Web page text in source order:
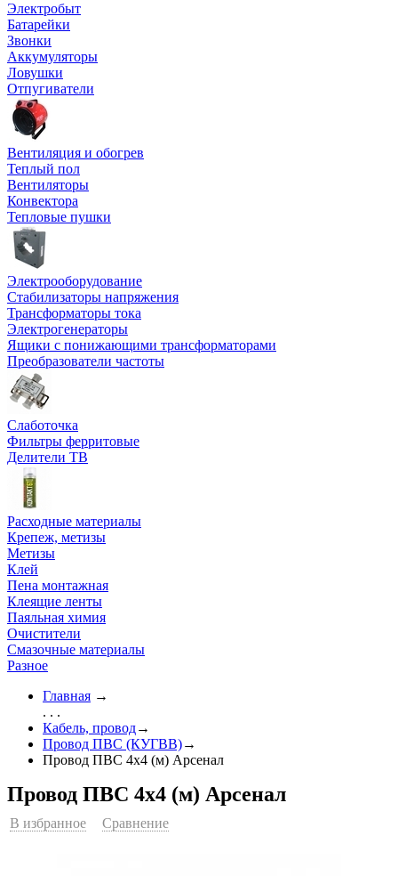
Электробыт
Батарейки
Звонки
Аккумуляторы
Ловушки
Отпугиватели
Вентиляция и обогрев
Теплый пол
Вентиляторы
Конвектора
Тепловые пушки
Электрооборудование
Стабилизаторы напряжения
Трансформаторы тока
Электрогенераторы
Ящики с понижающими трансформаторами
Преобразователи частоты
Слаботочка
Фильтры ферритовые
Делители ТВ
Расходные материалы
Крепеж, метизы
Метизы
Клей
Пена монтажная
Клеящие ленты
Паяльная химия
Очистители
Смазочные материалы
Разное
Главная →
. . .
Кабель, провод→
Провод ПВС (КУГВВ)→
Провод ПВС 4х4 (м) Арсенал
Провод ПВС 4х4 (м) Арсенал
В избранное Сравнение